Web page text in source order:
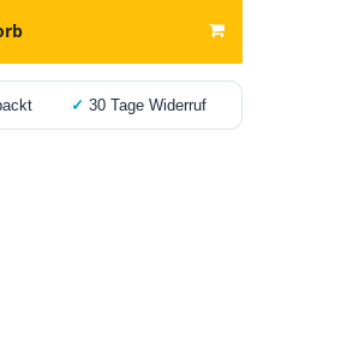
✓ 30 Tage Widerruf